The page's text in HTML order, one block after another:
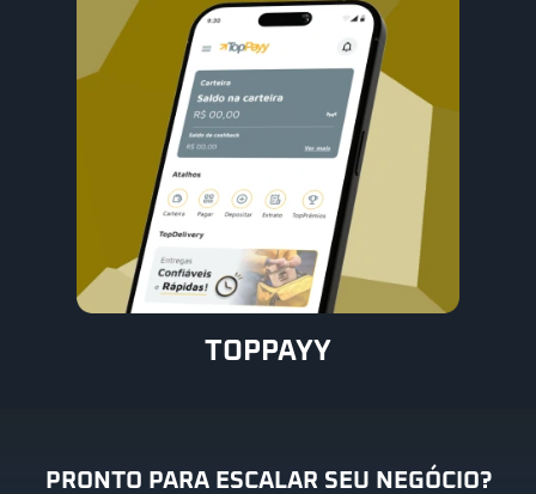
TOPPAYY
PRONTO PARA ESCALAR SEU NEGÓCIO?